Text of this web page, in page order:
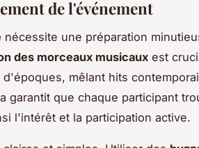
de l'événement
nécessite une préparation
des morceaux musicaux est
mêlant hits
garantit que chaque participant
l'intérêt et la participation active.